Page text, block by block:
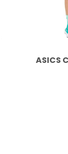
ASICS